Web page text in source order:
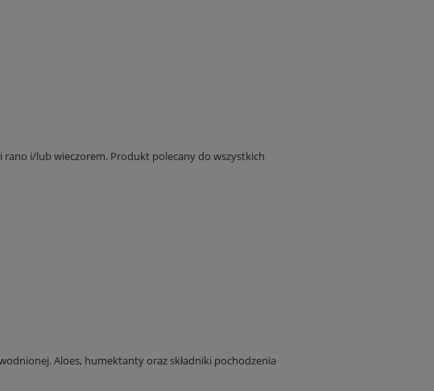
rano i/lub wieczorem. Produkt polecany do wszystkich
Aloes, humektanty oraz składniki pochodzenia